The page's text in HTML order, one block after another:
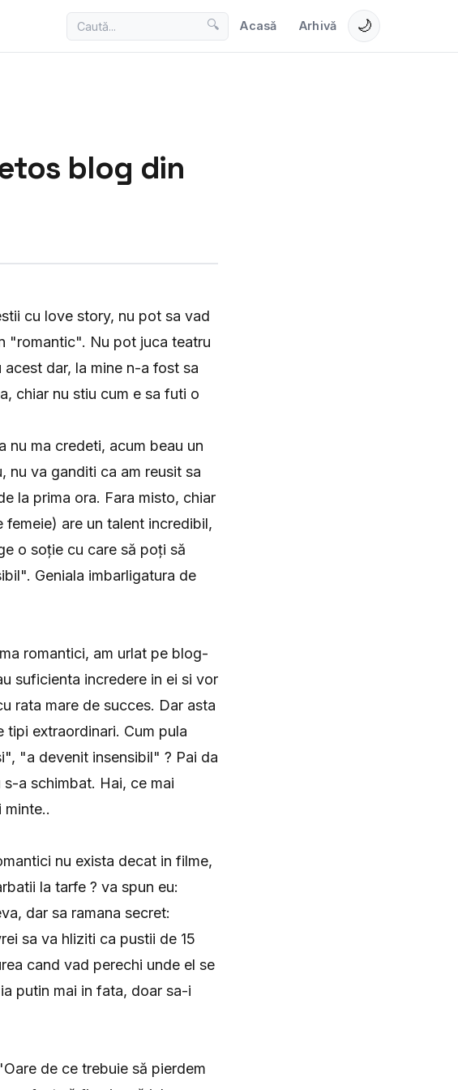
🔍 Acasă Arhivă 🌙
blog din
cu love story, nu pot sa vad
"romantic". Nu pot juca teatru
dar, la mine n-a fost sa
chiar nu stiu cum e sa futi o
ma credeti, acum beau un
nu va ganditi ca am reusit sa
la prima ora. Fara misto, chiar
are un talent incredibil,
o soție cu care să poți să
Geniala imbarligatura de
romantici, am urlat pe blog-
suficienta incredere in ei si vor
rata mare de succes. Dar asta
tipi extraordinari. Cum pula
"a devenit insensibil" ? Pai da
a schimbat. Hai, ce mai
nu exista decat in filme,
la tarfe ? va spun eu:
dar sa ramana secret:
sa va hliziti ca pustii de 15
cand vad perechi unde el se
putin mai in fata, doar sa-i
de ce trebuie să pierdem